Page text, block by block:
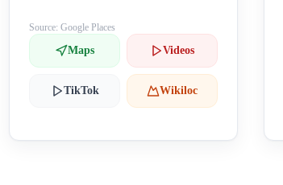
Source: Google Places
Maps Videos
TikTok Wikiloc